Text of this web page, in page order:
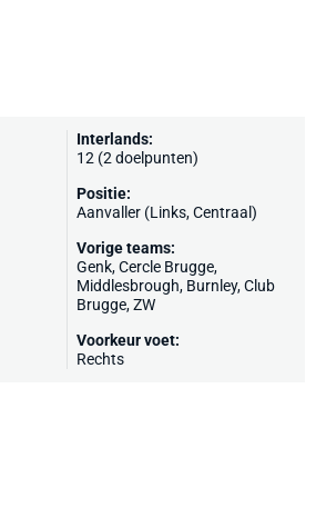
Interlands:
12 (2 doelpunten)
Positie:
Aanvaller (Links, Centraal)
Vorige teams:
Genk,Cercle Brugge,
Middlesbrough, Burnley,Club
Brugge,ZW
Voorkeur voet:
Rechts